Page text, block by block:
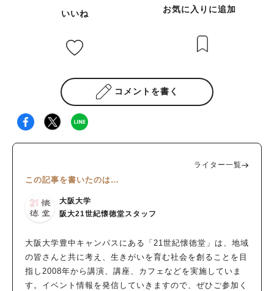
いいね お気に入りに追加
コメントを書く
ライター一覧
この記事を書いたのは…
大阪大学
阪大21世紀懐徳堂スタッフ
大阪大学豊中キャンパスにある「21世紀懐徳堂」は、地域
の皆さんと共に考え、生きがいを育む社会を創ることを目
指し2008年から講演、講座、カフェなどを実施していま
す。イベント情報を発信していきますので、ぜひご参加く